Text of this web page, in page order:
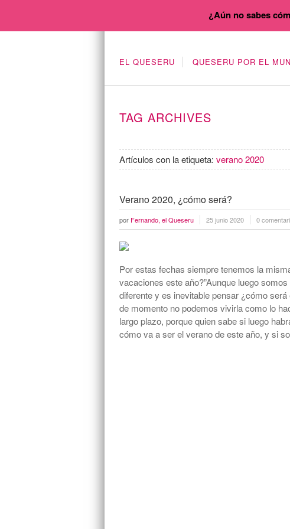
EL QUESERU QUESERU POR EL
TAG ARCHIVES
Artículos con la etiqueta: verano 2020
Verano 2020, ¿cómo será?
por Fernando, el Queseru 25 junio 2020 0
Por estas fechas siempre tenemos la
vacaciones este año?”Aunque luego
diferente y es inevitable pensar ¿cómo
de momento no podemos vivirla como lo
largo plazo, porque quien sabe si luego
cómo va a ser el verano de este año, y si
¿Aún no sabes